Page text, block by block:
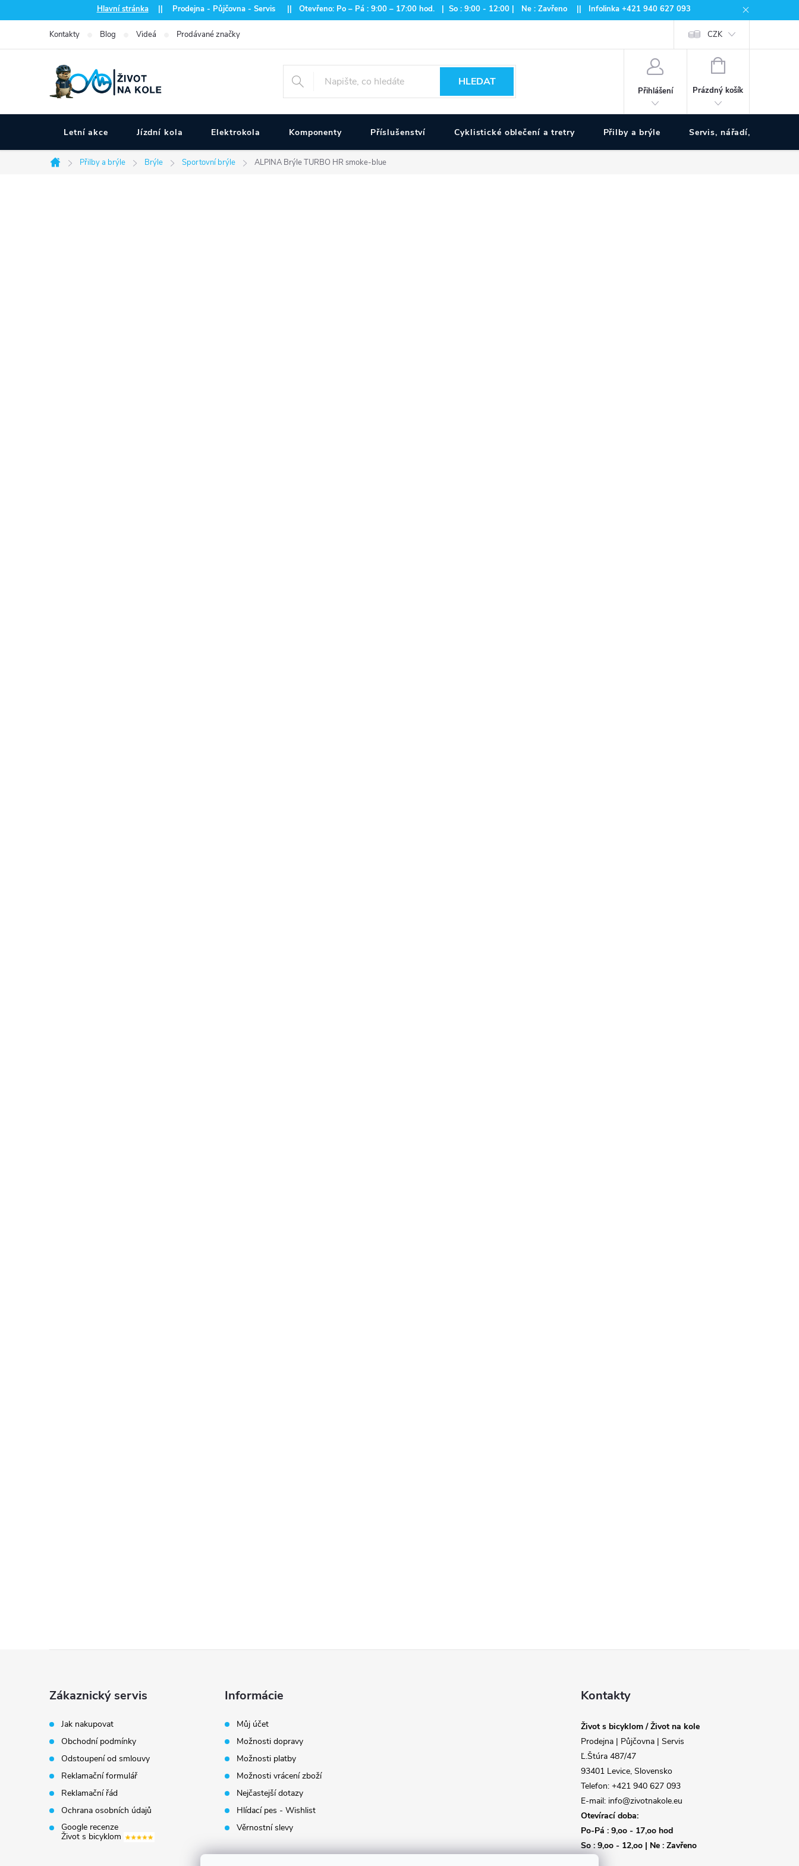
na
Hlavní stránka|| Prodejna - Půjčovna - Servis || Otevřeno: Po – Pá : 9:00 – 17:00 hod. | So : 9:00 - 12:00 | Ne : Zavřeno || Infolinka +421 940 627 093
Kontakty Blog Videá Prodávané značky CZK
HLEDAT
Přihlášení
NÁKUPNÍ
Prázdný košík
Letní akce Jízdní kola Elektrokola Komponenty Příslušenství Cyklistické oblečení a tretry Přilby a brýle Servis, nářadí, pumpy
Domů
Přilby a brýle Brýle Sportovní brýle ALPINA Brýle TURBO HR smoke-blue
Zákaznický servis
Jak nakupovat
Obchodní podmínky
Odstoupení od smlouvy
Reklamační formulář
Reklamační řád
Ochrana osobních údajů
Google recenze
Život s bicyklom
Informácie
Můj účet
Možnosti dopravy
Možnosti platby
Možnosti vrácení zboží
Nejčastejší dotazy
Hlídací pes - Wishlist
Věrnostní slevy
Kontakty
Život s bicyklom / Život na kole
Prodejna | Půjčovna | Servis
Ľ.Štúra 487/47
93401 Levice, Slovensko
Telefon: +421 940 627 093
E-mail: info@zivotnakole.eu
Otevírací doba:
Po-Pá : 9,oo - 17,oo hod
So : 9,oo - 12,oo | Ne : Zavřeno